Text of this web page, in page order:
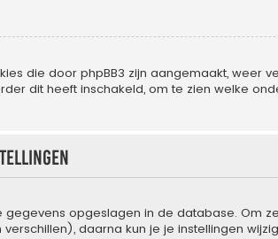
die door phpBB3 zijn aangemaakt,
dit heeft inschakeld, om te zien welke
opgeslagen in de database. Om
daarna kun je je instellingen